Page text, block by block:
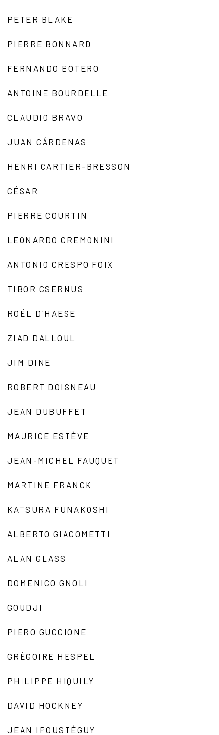
PETER BLAKE
PIERRE BONNARD
FERNANDO BOTERO
ANTOINE BOURDELLE
CLAUDIO BRAVO
JUAN CÁRDENAS
HENRI CARTIER-BRESSON
CÉSAR
PIERRE COURTIN
LEONARDO CREMONINI
ANTONIO CRESPO FOIX
TIBOR CSERNUS
ROËL D'HAESE
ZIAD DALLOUL
JIM DINE
ROBERT DOISNEAU
JEAN DUBUFFET
MAURICE ESTÈVE
JEAN-MICHEL FAUQUET
MARTINE FRANCK
KATSURA FUNAKOSHI
ALBERTO GIACOMETTI
ALAN GLASS
DOMENICO GNOLI
GOUDJI
PIERO GUCCIONE
GRÉGOIRE HESPEL
PHILIPPE HIQUILY
DAVID HOCKNEY
JEAN IPOUSTÉGUY